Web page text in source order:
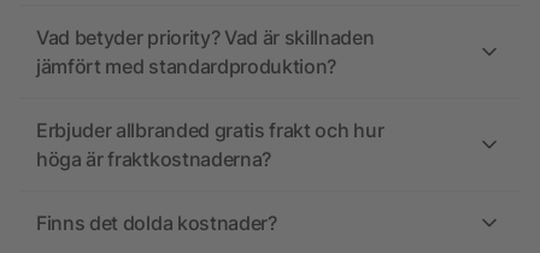
Vad betyder priority? Vad är skillnaden
jämfört med standardproduktion?
Erbjuder allbranded gratis frakt och hur
höga är fraktkostnaderna?
Finns det dolda kostnader?